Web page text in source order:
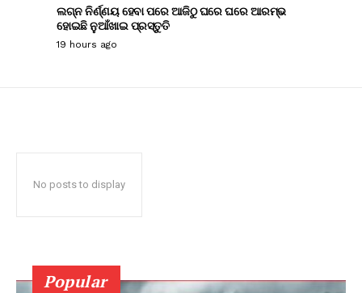
ଲଗ୍ନ ନିର୍ଣ୍ଣୟ ହେବା ପରେ ଆଜିଠୁ ଘରେ ଘରେ ଆରମ୍ଭ
ହୋଇଛି ନୁଆଁଖାଇ ପ୍ରସ୍ତୁତି
19 hours ago
No posts to display
Popular